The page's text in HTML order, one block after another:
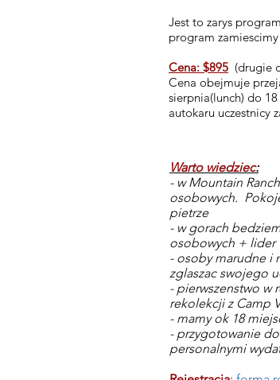
Jest to zarys
program
Cena: $895 (drugie
Cena obejmuje
sierpnia(lunch) do
autokaru uczestnicy
Warto wiedziec:
- w Mountain
osobowych.
pietrze
- w gorach
osobowych + lider
- osoby marudne i
zglaszac swojego
- pierwszenstwo w
rekolekcji z Camp
- mamy ok 18
- przygotowanie
personalnymi